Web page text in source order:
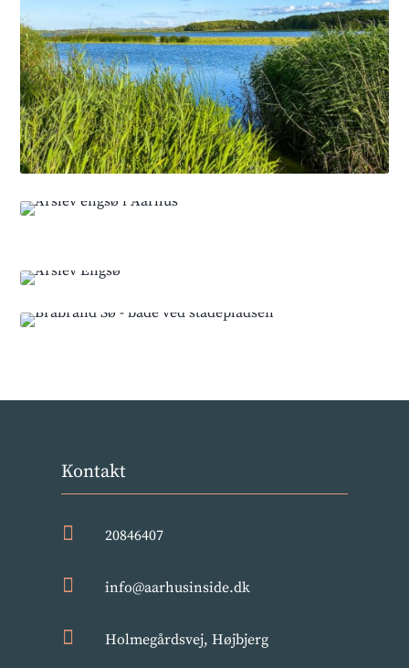
Kontakt
 20846407
 info@aarhusinside.dk
 Holmegårdsvej, Højbjerg